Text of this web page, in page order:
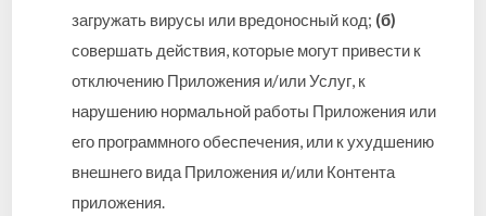
загружать вирусы или вредоносный код; (б)
совершать действия, которые могут привести к
отключению Приложения и/или Услуг, к
нарушению нормальной работы Приложения или
его программного обеспечения, или к ухудшению
внешнего вида Приложения и/или Контента
приложения.